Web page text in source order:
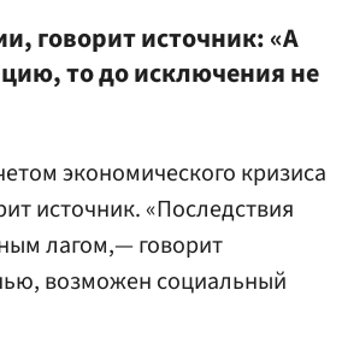
говорит источник: «А
то до исключения не
экономического кризиса
источник. «Последствия
лагом,— говорит
возможен социальный